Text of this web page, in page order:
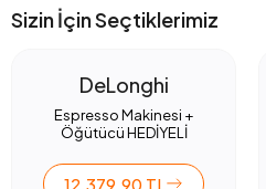
Sizin İçin Seçtiklerimiz
DeLonghi
Espresso Makinesi +
Öğütücü HEDİYELİ
12.379,90 TL